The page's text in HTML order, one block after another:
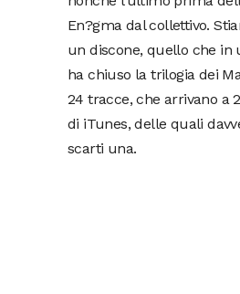
En?gma dal collettivo.
un discone, quello che in
ha chiuso la trilogia dei
24 tracce, che arrivano a
di iTunes, delle quali
scarti una.